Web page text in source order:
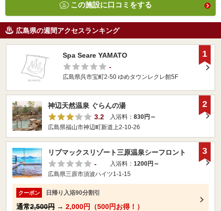
この施設に口コミをする
広島県の週間アクセスランキング
Spa Seare YAMATO
-
広島県呉市宝町2-50 ゆめタウンレクレ館5F
1
神辺天然温泉 ぐらんの湯
3.2
入浴料： 830円～
広島県福山市神辺町新道上2-10-26
2
リブマックスリゾート三原温泉シーフロント
-
入浴料： 1200円～
広島県三原市須波ハイツ1-1-15
クーポン 日帰り入浴90分割引
通常2,500円 → 2,000円（500円お得！）
3